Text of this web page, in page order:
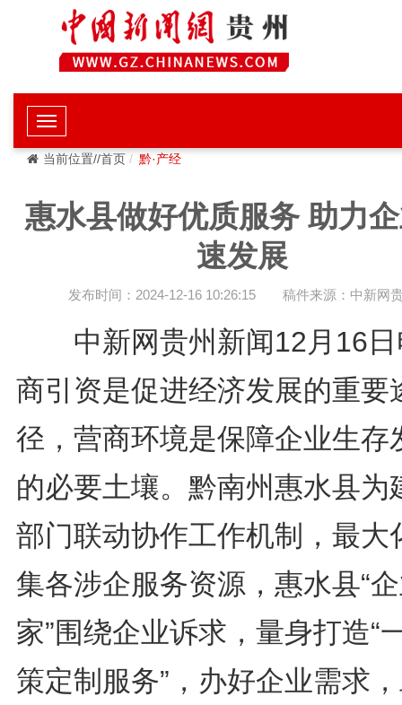
当前位置//首页 黔·产经
惠水县做好优质服务 助力
速发展
发布时间：2024-12-16 10:26:15 稿件来源：中新网
中新网贵州新闻12月16日
商引资是促进经济发展的重要
径，营商环境是保障企业生存
的必要土壤。黔南州惠水县为
部门联动协作工作机制，最大
集各涉企服务资源，惠水县“
家”围绕企业诉求，量身打造“
策定制服务”，办好企业需求